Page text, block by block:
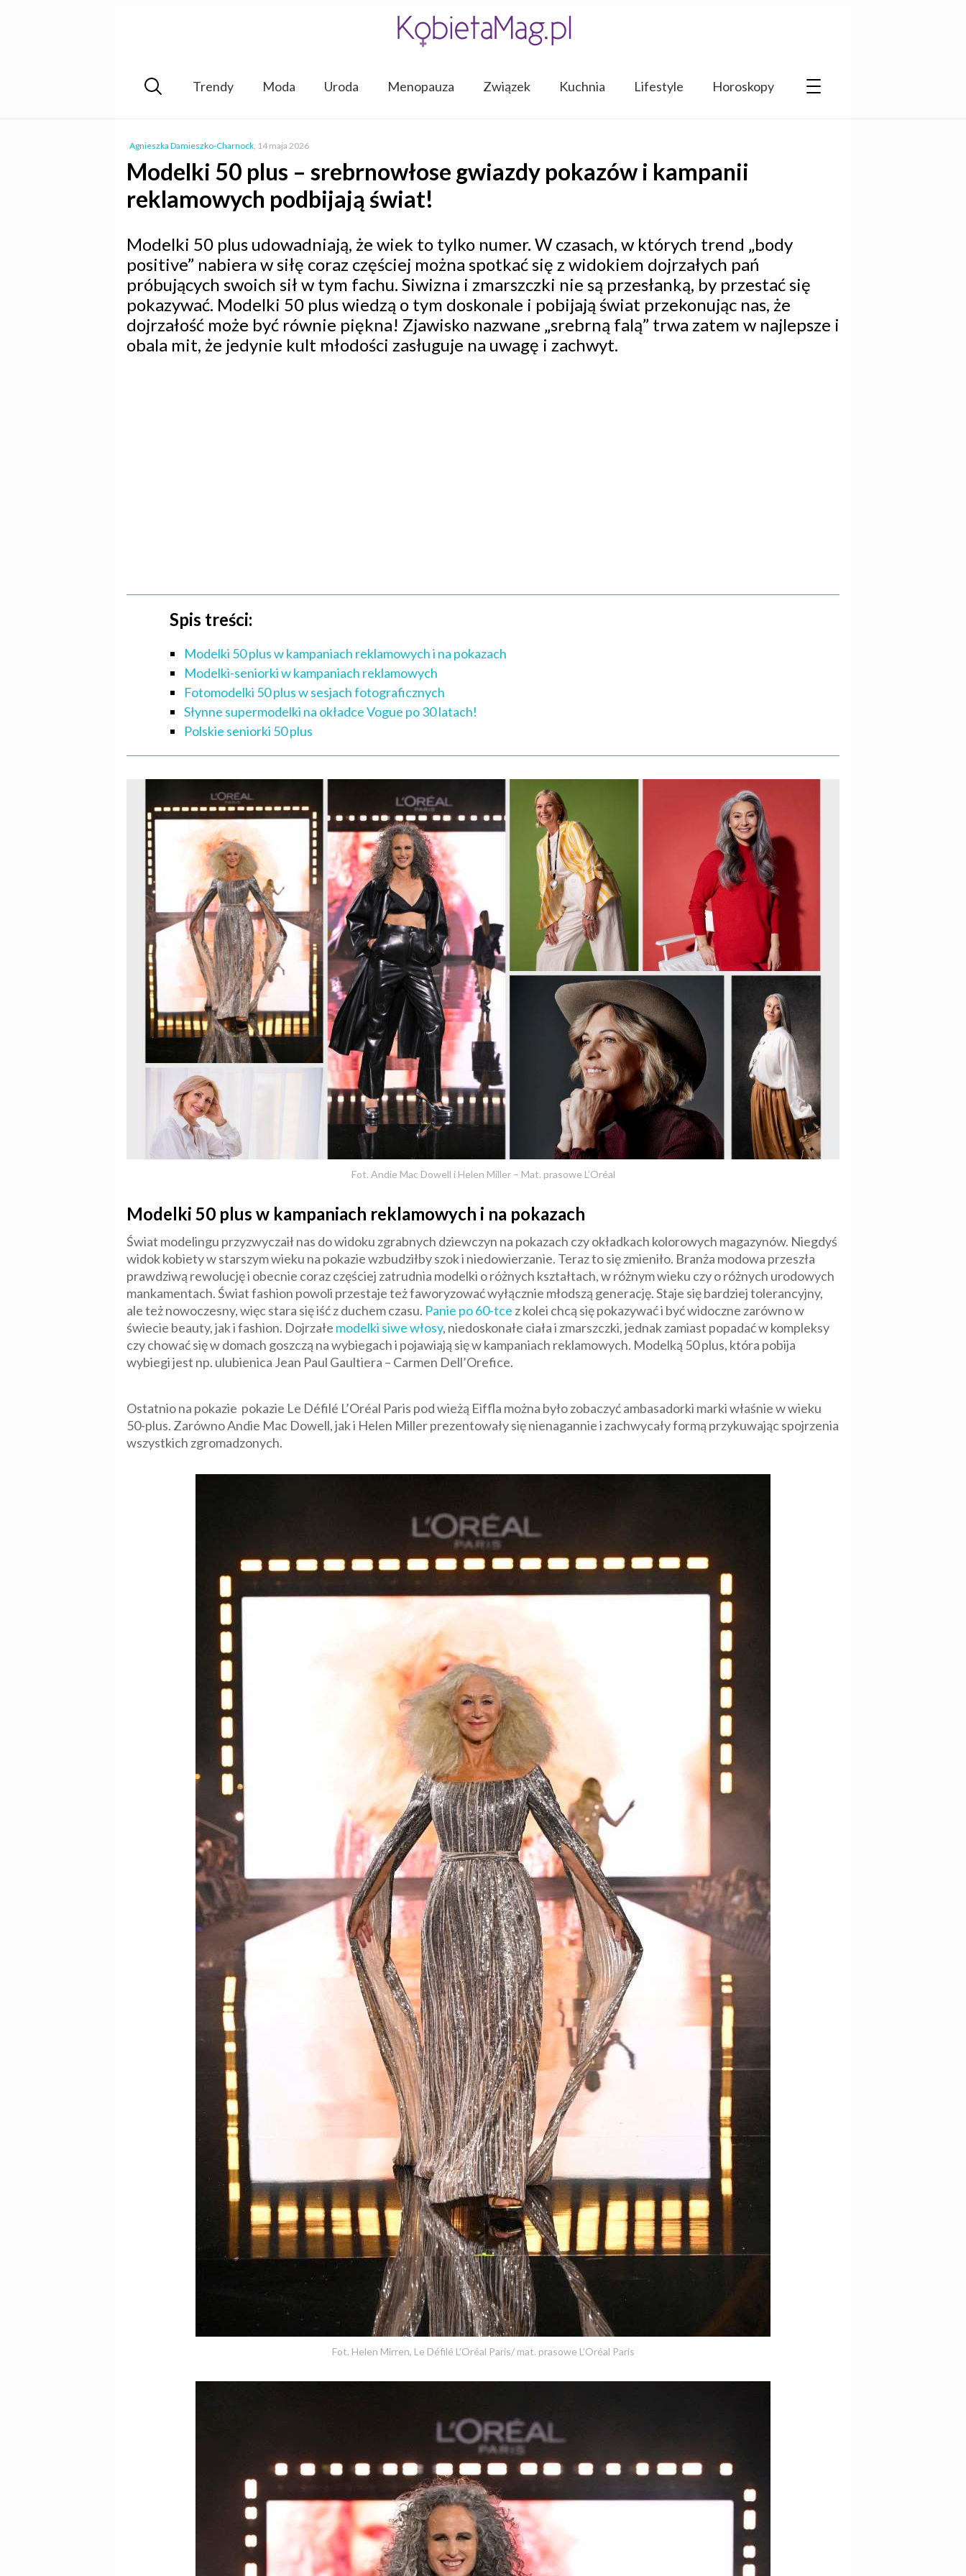
Trendy Moda Uroda Menopauza Związek Kuchnia Lifestyle Horoskopy
Agnieszka Damieszko-Charnock, 14 maja 2026
Modelki 50 plus – srebrnowłose gwiazdy pokazów i kampanii
reklamowych podbijają świat!
Modelki 50 plus udowadniają, że wiek to tylko numer. W czasach, w których trend „body
positive” nabiera w siłę coraz częściej można spotkać się z widokiem dojrzałych pań
próbujących swoich sił w tym fachu. Siwizna i zmarszczki nie są przesłanką, by przestać się
pokazywać. Modelki 50 plus wiedzą o tym doskonale i pobijają świat przekonując nas, że
dojrzałość może być równie piękna! Zjawisko nazwane „srebrną falą” trwa zatem w najlepsze i
obala mit, że jedynie kult młodości zasługuje na uwagę i zachwyt.
Spis treści:
Modelki 50 plus w kampaniach reklamowych i na pokazach
Modelki-seniorki w kampaniach reklamowych
Fotomodelki 50 plus w sesjach fotograficznych
Słynne supermodelki na okładce Vogue po 30 latach!
Polskie seniorki 50 plus
Fot. Andie Mac Dowell i Helen Miller – Mat. prasowe L’Oréal
Modelki 50 plus w kampaniach reklamowych i na pokazach
Świat modelingu przyzwyczaił nas do widoku zgrabnych dziewczyn na pokazach czy okładkach kolorowych magazynów. Niegdyś
widok kobiety w starszym wieku na pokazie wzbudziłby szok i niedowierzanie. Teraz to się zmieniło. Branża modowa przeszła
prawdziwą rewolucję i obecnie coraz częściej zatrudnia modelki o różnych kształtach, w różnym wieku czy o różnych urodowych
mankamentach. Świat fashion powoli przestaje też faworyzować wyłącznie młodszą generację. Staje się bardziej tolerancyjny,
ale też nowoczesny, więc stara się iść z duchem czasu. Panie po 60-tce z kolei chcą się pokazywać i być widoczne zarówno w
świecie beauty, jak i fashion. Dojrzałe modelki siwe włosy, niedoskonałe ciała i zmarszczki, jednak zamiast popadać w kompleksy
czy chować się w domach goszczą na wybiegach i pojawiają się w kampaniach reklamowych. Modelką 50 plus, która pobija
wybiegi jest np. ulubienica Jean Paul Gaultiera – Carmen Dell’Orefice.
Ostatnio na pokazie pokazie Le Défilé L’Oréal Paris pod wieżą Eiffla można było zobaczyć ambasadorki marki właśnie w wieku
50-plus. Zarówno Andie Mac Dowell, jak i Helen Miller prezentowały się nienagannie i zachwycały formą przykuwając spojrzenia
wszystkich zgromadzonych.
Fot. Helen Mirren, Le Défilé L’Oréal Paris/ mat. prasowe L’Oréal Paris